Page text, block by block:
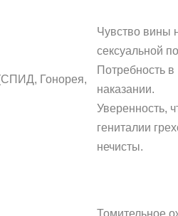
Гонорея,
Чувство вины
сексуальной
Потребность в
наказании.
Уверенность,
гениталии
нечисты.
Томительное